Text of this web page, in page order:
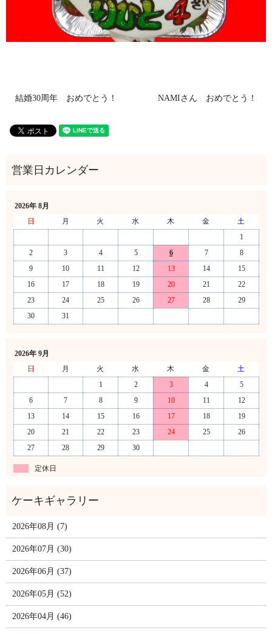
結婚30周年 おめでとう！ NAMIさん おめでとう！
2026年 8月
日
月 火 水 木 金
土
1
2
3 4 5 6 7
8
9
10 11 12 13 14
15
16
17 18 19 20 21
22
23
24 25 26 27 28
29
30
31
2026年 9月
日
月 火 水 木 金
土
1
2 3 4
5
6
7 8 9 10 11
12
13
14 15 16 17 18
19
20
21 22 23 24 25
26
27
28 29 30
定休日
2026年08月 (7)
2026年07月 (30)
2026年06月 (37)
2026年05月 (52)
2026年04月 (46)